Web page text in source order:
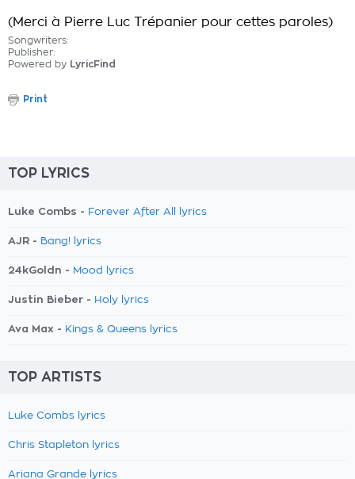
(Merci à Pierre Luc Trépanier pour cettes paroles)
Songwriters:
Publisher:
Powered by LyricFind
Print
TOP LYRICS
Luke Combs - Forever After All lyrics
AJR - Bang! lyrics
24kGoldn - Mood lyrics
Justin Bieber - Holy lyrics
Ava Max - Kings & Queens lyrics
TOP ARTISTS
Luke Combs lyrics
Chris Stapleton lyrics
Ariana Grande lyrics